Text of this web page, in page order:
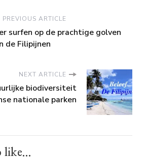
PREVIOUS ARTICLE
surfen op de prachtige golven
de Filipijnen
NEXT ARTICLE
biodiversiteit
nationale parken
like...